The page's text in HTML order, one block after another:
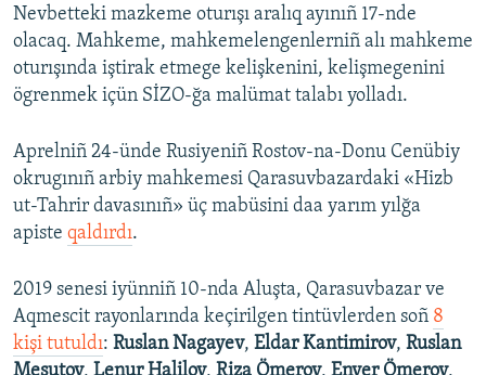
Nevbetteki mazkeme oturışı aralıq ayınıñ 17-nde
olacaq. Mahkeme, mahkemelengenlerniñ alı mahkeme
oturışında iştirak etmege kelişkenini, kelişmegenini
ögrenmek içün SİZO-ğa malümat talabı yolladı.
Aprelniñ 24-ünde Rusiyeniñ Rostov-na-Donu Cenübiy
okrugınıñ arbiy mahkemesi Qarasuvbazardaki «Hizb
ut-Tahrir davasınıñ» üç mabüsini daa yarım yılğa
apiste qaldırdı.
2019 senesi iyünniñ 10-nda Aluşta, Qarasuvbazar ve
Aqmescit rayonlarında keçirilgen tintüvlerden soñ 8
kişi tutuldı: Ruslan Nagayev, Eldar Kantimirov, Ruslan